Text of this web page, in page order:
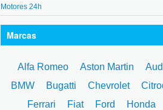
Motores 24h
Marcas
Alfa Romeo Aston Martin
BMW
Bugatti Chevrolet
Ferrari
Fiat Ford
Honda